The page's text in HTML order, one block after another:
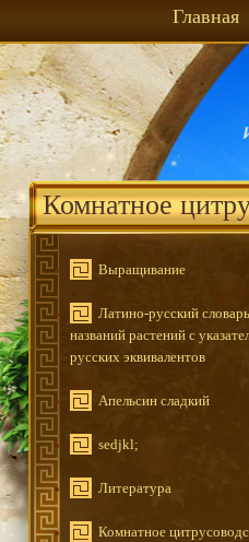
Главная
Комнатное
Выращивание
Латино-русский словарь
названий растений с
русских эквивалентов
Апельсин сладкий
sedjkl;
Литература
Комнатное